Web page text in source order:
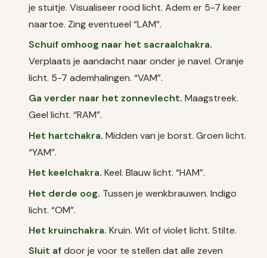
je stuitje. Visualiseer rood licht. Adem er 5-7 keer
naartoe. Zing eventueel “LAM”.
Schuif omhoog naar het sacraalchakra.
Verplaats je aandacht naar onder je navel. Oranje
licht. 5-7 ademhalingen. “VAM”.
Ga verder naar het zonnevlecht. Maagstreek.
Geel licht. “RAM”.
Het hartchakra. Midden van je borst. Groen licht.
“YAM”.
Het keelchakra. Keel. Blauw licht. “HAM”.
Het derde oog. Tussen je wenkbrauwen. Indigo
licht. “OM”.
Het kruinchakra. Kruin. Wit of violet licht. Stilte.
Sluit afdoor je voor te stellen dat alle zeven